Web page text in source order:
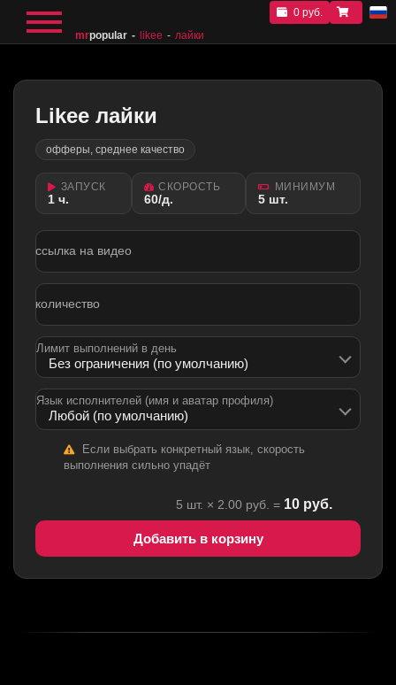
mrpopular likee лайки
0 руб.
Likee лайки
офферы, среднее качество
ЗАПУСК
1 ч.
СКОРОСТЬ
60/д.
МИНИМУМ
5 шт.
ссылка на видео
количество
Лимит выполнений в день
Язык исполнителей (имя и аватар профиля)
Если выбрать конкретный язык, скорость
выполнения сильно упадёт
5 шт. × 2.00 руб. = 10 руб.
Добавить в корзину